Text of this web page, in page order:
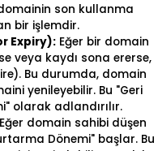
son kullanma
bir işlemdir.
Expiry): Eğer bir domain
veya kaydı sona ererse,
Bu durumda, domain
yenileyebilir. Bu "Geri
olarak adlandırılır.
Eğer domain sahibi düşen
Dönemi" başlar. Bu